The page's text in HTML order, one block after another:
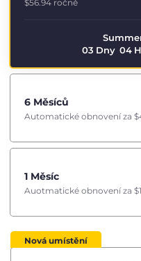
$56.94 ročně
03 Dny 04
6 Měsíců
Automatické obnovení za
1 Měsíc
Auotmatické obnovení za
Nová umístění